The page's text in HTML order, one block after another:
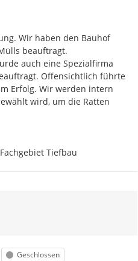
Wir haben den Bauhof
beauftragt.
auch eine Spezialfirma
Offensichtlich führte
Erfolg. Wir werden intern
wird, um die Ratten
Tiefbau
Status
Geschlossen